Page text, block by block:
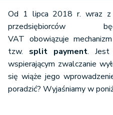
Kiedy stosować split payment?
Split payment a prostszy i
Podsumowanie - split
Od 1 lipca 2018 r. wraz z
przedsiębiorców
VAT obowiązuje
tzw. split payment. Jest
wspierającym zwalczanie
się wiąże jego
poradzić? Wyjaśniamy w